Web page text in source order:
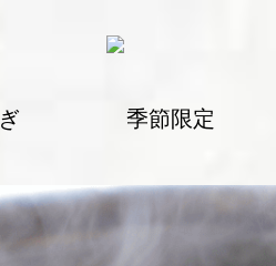
季節限定